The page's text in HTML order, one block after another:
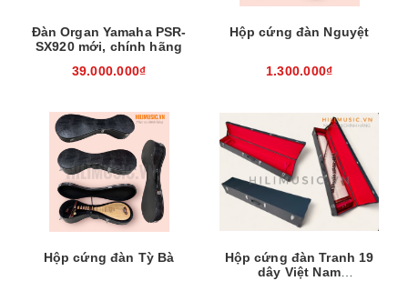
Đàn Organ Yamaha PSR-
SX920 mới, chính hãng
39.000.000₫
Hộp cứng đàn Nguyệt
1.300.000₫
Hộp cứng đàn Tỳ Bà
Hộp cứng đàn Tranh 19
dây Việt Nam